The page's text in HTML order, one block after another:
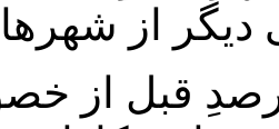
تجمعات، بازنشستگان